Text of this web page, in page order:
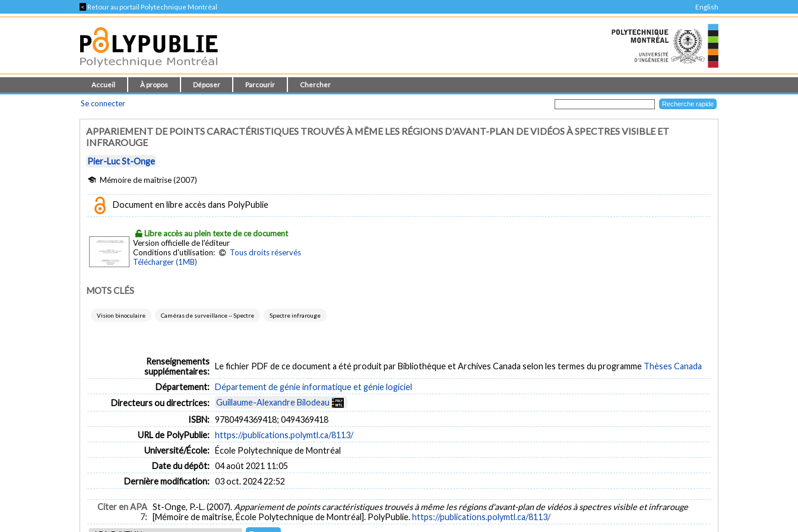
< Retour au portail Polytechnique Montréal English
Accueil À propos Déposer Parcourir Chercher
Se connecter
APPARIEMENT DE POINTS CARACTÉRISTIQUES TROUVÉS À MÊME LES RÉGIONS D'AVANT-PLAN DE VIDÉOS À SPECTRES VISIBLE ET
INFRAROUGE
Pier-Luc St-Onge
Mémoire de maîtrise (2007)
Document en libre accès dans PolyPublie
Libre accès au plein texte de ce document
Version officielle de l'éditeur
Conditions d'utilisation:
Tous droits réservés
Télécharger (1MB)
MOTS CLÉS
Vision binoculaire Caméras de surveillance -- Spectre Spectre infrarouge
Renseignements
supplémentaires:
Le fichier PDF de ce document a été produit par Bibliothèque et Archives Canada selon les termes du programme Thèses Canada
Département: Département de génie informatique et génie logiciel
Directeurs ou directrices:
Guillaume-Alexandre Bilodeau
ISBN: 9780494369418; 0494369418
URL de PolyPublie: https://publications.polymtl.ca/8113/
Université/École: École Polytechnique de Montréal
Date du dépôt: 04 août 2021 11:05
Dernière modification: 03 oct. 2024 22:52
Citer en APA
7:
St-Onge, P.-L. (2007). Appariement de points caractéristiques trouvés à même les régions d'avant-plan de vidéos à spectres visible et infrarouge
[Mémoire de maîtrise, École Polytechnique de Montréal]. PolyPublie.https://publications.polymtl.ca/8113/